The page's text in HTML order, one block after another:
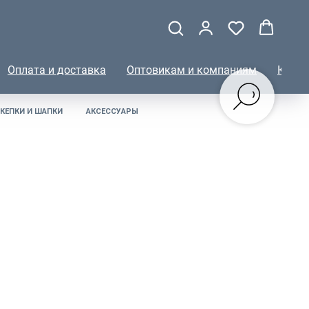
Оплата и доставка Оптовикам и компаниям
КЕПКИ И ШАПКИ АКСЕССУАРЫ